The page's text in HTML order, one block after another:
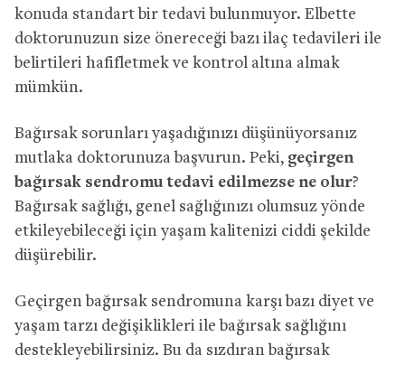
konuda standart bir tedavi bulunmuyor. Elbette
doktorunuzun size önereceği bazı ilaç tedavileri ile
belirtileri hafifletmek ve kontrol altına almak
mümkün.
Bağırsak sorunları yaşadığınızı düşünüyorsanız
mutlaka doktorunuza başvurun. Peki, geçirgen
bağırsak sendromu tedavi edilmezse ne olur?
Bağırsak sağlığı, genel sağlığınızı olumsuz yönde
etkileyebileceği için yaşam kalitenizi ciddi şekilde
düşürebilir.
Geçirgen bağırsak sendromuna karşı bazı diyet ve
yaşam tarzı değişiklikleri ile bağırsak sağlığını
destekleyebilirsiniz. Bu da sızdıran bağırsak